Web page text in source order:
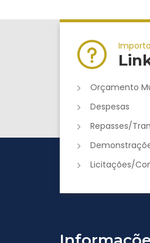
Orçamento
Despesas
Repasses/
Licitações/